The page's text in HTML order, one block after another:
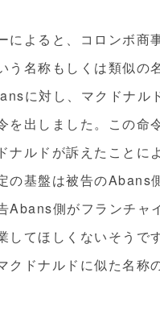
によると、コロンボ
う名称もしくは類似の
に対し、マクドナル
を出しました。この
ナルドが訴えたことに
の基盤は被告のAbans
Abans側がフランチャ
してほしくないそう
クドナルドに似た名称